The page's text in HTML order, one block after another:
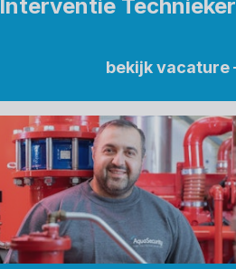
Interventie Technieker
bekijk vacature